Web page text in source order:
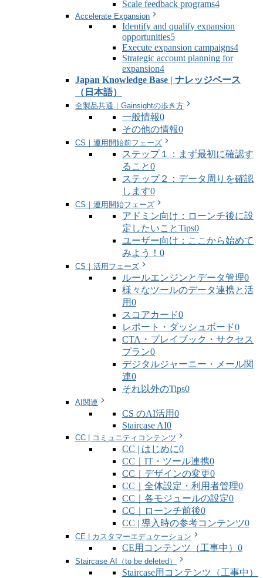
Scale feedback programs4
Accelerate Expansion
Identify and qualify expansion
opportunities5
Execute expansion campaigns4
Strategic account planning for
expansion4
Japan Knowledge Base | ナレッジベース
（日本語）
全製品共通｜Gainsightの歩き方
一般情報0
その他の情報0
CS｜運用開始前フェーズ
ステップ１：まず最初に確認す
ること0
ステップ２：データ周りを確認
します0
CS｜運用開始フェーズ
アドミン向け：ローンチ後に設
定したいことTips0
ユーザー向け：ここから始めて
みよう！ 0
CS｜活用フェーズ
ルールエンジンとデータ管理0
様々なツールのデータ連携と活
用0
スコアカード0
レポート・ダッシュボード0
CTA・プレイブック・サクセス
プラン0
デジタルジャーニー・メール関
連0
それ以外のTips0
AI関連
CS のAI活用0
Staircase AI0
CC | コミュニティコンテンツ
CC | はじめに0
CC｜IT・ツール連携0
CC｜デザインの変更0
CC｜全体設定・利用者管理0
CC｜各モジュールの設定0
CC｜ローンチ前後0
CC | 導入時の参考コンテンツ0
CE | カスタマーエデュケーション
CE用コンテンツ（工事中） 0
Staircase AI（to be deleted）
Staircase用コンテンツ（工事中）